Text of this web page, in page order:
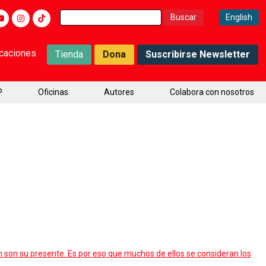
Buscar: English
Tienda Dona Suscribirse Newsletter
Oficinas Autores Colabora con nosotros
su presente. Es por eso que muchos de ellos se consideran los